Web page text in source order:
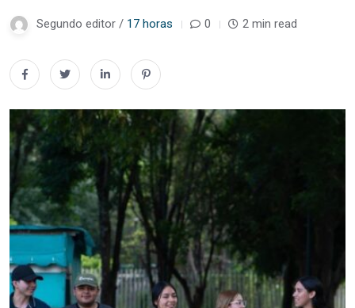
Segundo editor / 17 horas 0 2 min read